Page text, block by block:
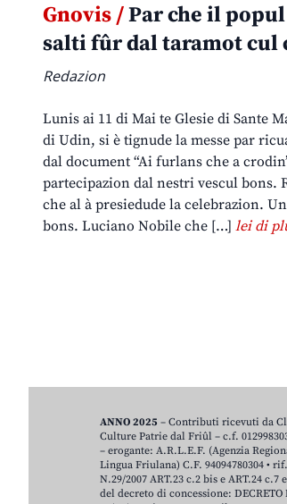
Gnovis /Par che il
salti fûr dal taramot cul
Redazion
Lunis ai 11 di Mai te Glesie di Sante
di Udin, si è tignude la messe par
dal document “Ai furlans che a
partecipazion dal nestri vescul bons.
che al à presiedude la celebrazion.
bons. Luciano Nobile che […] lei di
ANNO 2025 – Contributi ricevuti da
Culture Patrie dal Friûl – c.f.
– erogante: A.R.L.E.F. (Agenzia
Lingua Friulana) C.F. 94094780304 •
N.29/2007 ART.23 c.2 bis e ART.24 c.7
del decreto di concessione: DECRETO